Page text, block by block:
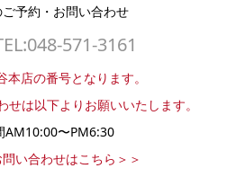
予約・お問い合わせ
571-3161
店の番号となります。
は以下よりお願いいたします。
AM10:00〜PM6:30
い合わせはこちら＞＞